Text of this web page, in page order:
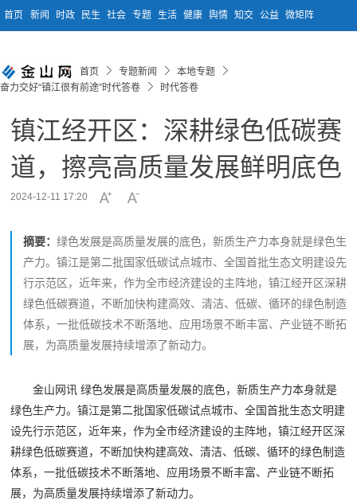
首页 新闻 时政 民生 社会 专题 生活 健康 舆情 知交 公益 微矩阵
首页 专题新闻
本地专题
奋力交好“镇江很有前途”时代答卷
时代答卷
镇江经开区：深耕绿色低碳赛
道，擦亮高质量发展鲜明底色
2024-12-11 17:20
摘要：绿色发展是高质量发展的底色，新质生产力本身就是绿色生
产力。镇江是第二批国家低碳试点城市、全国首批生态文明建设先
行示范区，近年来，作为全市经济建设的主阵地，镇江经开区深耕
绿色低碳赛道，不断加快构建高效、清洁、低碳、循环的绿色制造
体系，一批低碳技术不断落地、应用场景不断丰富、产业链不断拓
展，为高质量发展持续增添了新动力。
金山网讯 绿色发展是高质量发展的底色，新质生产力本身就是
绿色生产力。镇江是第二批国家低碳试点城市、全国首批生态文明建
设先行示范区，近年来，作为全市经济建设的主阵地，镇江经开区深
耕绿色低碳赛道，不断加快构建高效、清洁、低碳、循环的绿色制造
体系，一批低碳技术不断落地、应用场景不断丰富、产业链不断拓
展，为高质量发展持续增添了新动力。